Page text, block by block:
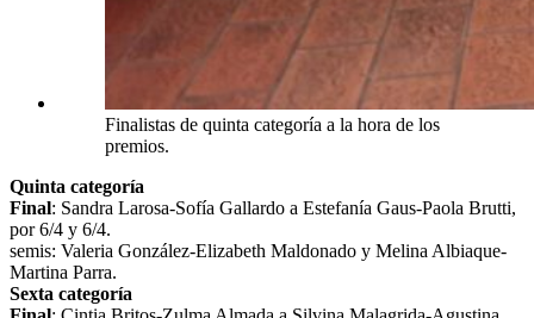
Finalistas de quinta categoría a la hora de los
premios.
Quinta categoría
Final: Sandra Larosa-Sofía Gallardo a Estefanía Gaus-Paola Brutti,
por 6/4 y 6/4.
semis: Valeria González-Elizabeth Maldonado y Melina Albiaque-
Martina Parra.
Sexta categoría